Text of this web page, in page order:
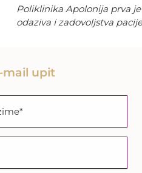
Poliklinika Apolonija prva
odaziva i zadovoljstva
mail upit